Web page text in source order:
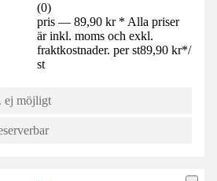
(0)
pris — 89,90 kr * Alla priser
är inkl. moms och exkl.
fraktkostnader. per st89,90 kr*/
st
ej möjligt